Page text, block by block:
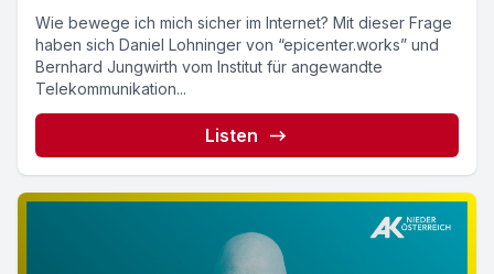
Wie bewege ich mich sicher im Internet? Mit dieser Frage
haben sich Daniel Lohninger von “epicenter.works” und
Bernhard Jungwirth vom Institut für angewandte
Telekommunikation...
Listen